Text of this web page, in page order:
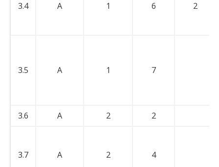
3.4 A 1 6 2
3.5 A 1 7
3.6 A 2 2
3.7 A 2 4